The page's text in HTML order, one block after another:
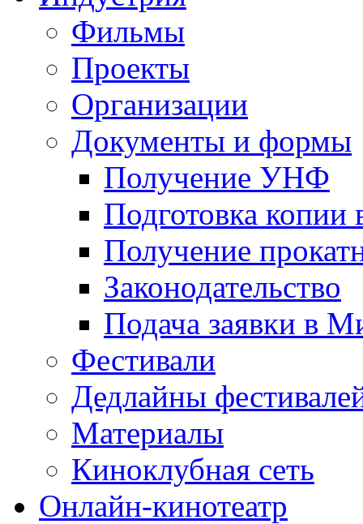
Фильмы
Проекты
Организации
Документы и формы
Получение УНФ
Подготовка копии
Получение
Законодательство
Подача заявки в
Фестивали
Дедлайны
Материалы
Киноклубная сеть
Онлайн-кинотеатр